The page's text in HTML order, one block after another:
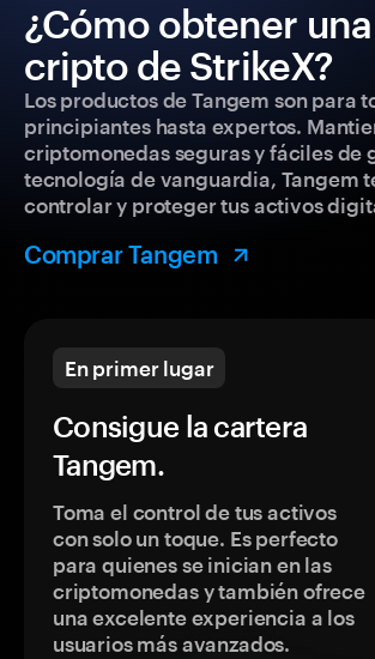
¿Cómo obtener
cripto de StrikeX?
Los productos de Tangem son para
principiantes hasta expertos.
criptomonedas seguras y fáciles de
tecnología de vanguardia, Tangem
controlar y proteger tus activos
Comprar Tangem
En primer lugar
Consigue la cartera
Tangem.
Toma el control de tus activos
con solo un toque. Es perfecto
para quienes se inician en las
criptomonedas y también ofrece
una excelente experiencia a los
usuarios más avanzados.